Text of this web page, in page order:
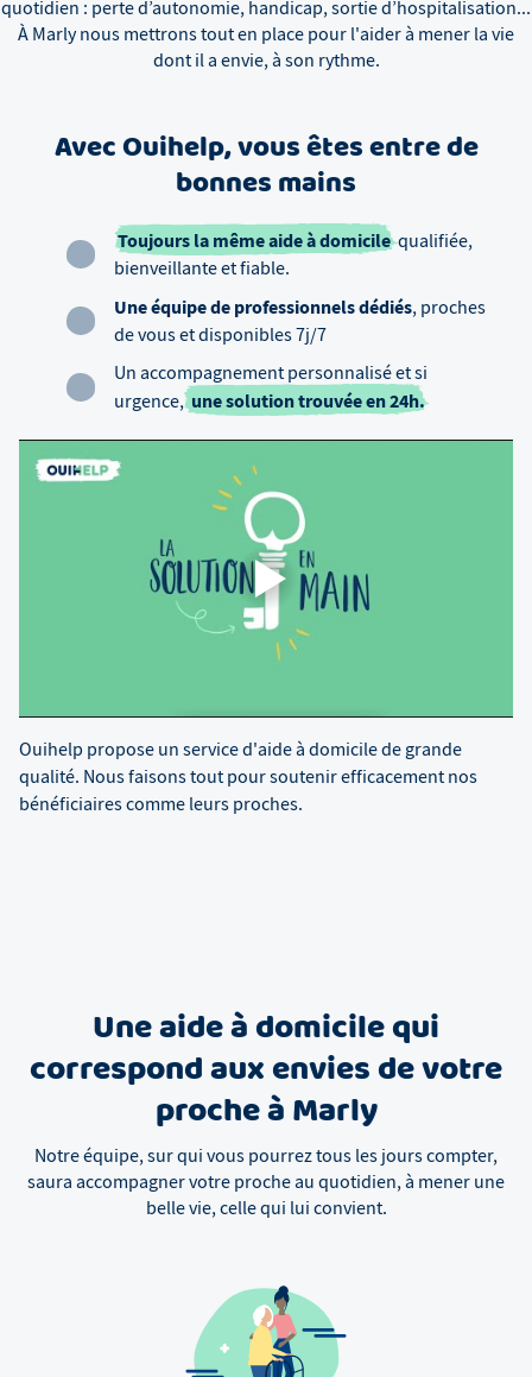
quotidien : perte d’autonomie, handicap, sortie d’hospitalisation...
À Marlynous mettrons tout en place pour l'aider à mener la vie
dont il a envie, à son rythme.
Avec Ouihelp, vous êtes entre de
bonnes mains
Toujours la même aide à domicilequalifiée,
bienveillante et fiable.
Une équipe de professionnels dédiés, proches
de vous et disponibles 7j/7
Un accompagnement personnalisé et si
urgence,une solution trouvée en 24h.
Ouihelp propose un service d'aide à domicile de grande
qualité. Nous faisons tout pour soutenir efficacement nos
bénéficiaires comme leurs proches.
Une aide à domicile qui
correspond aux envies de votre
proche à Marly
Notre équipe, sur qui vous pourrez tous les jours compter,
saura accompagner votre proche au quotidien, à mener une
belle vie, celle qui lui convient.